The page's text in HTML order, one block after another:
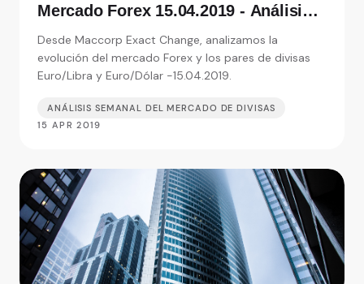
Mercado Forex 15.04.2019 - Análisis
de moneda
Desde Maccorp Exact Change, analizamos la
evolución del mercado Forex y los pares de divisas
Euro/Libra y Euro/Dólar -15.04.2019.
ANÁLISIS SEMANAL DEL MERCADO DE DIVISAS
15 APR 2019